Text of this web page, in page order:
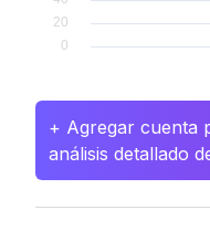
+ Agregar cuenta
análisis detallado